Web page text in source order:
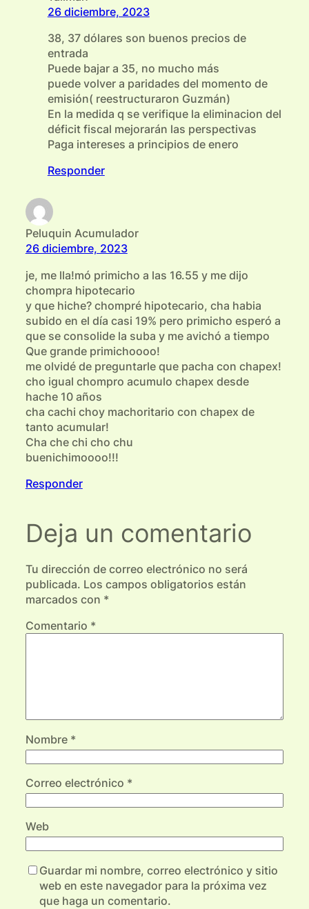
26 diciembre, 2023
38, 37 dólares son buenos precios de
entrada
Puede bajar a 35, no mucho más
puede volver a paridades del momento de
emisión( reestructuraron Guzmán)
En la medida q se verifique la eliminacion del
déficit fiscal mejorarán las perspectivas
Paga intereses a principios de enero
Responder
Peluquin Acumulador
26 diciembre, 2023
je, me lla!mó primicho a las 16.55 y me dijo
chompra hipotecario
y que hiche? chompré hipotecario, cha habia
subido en el día casi 19% pero primicho esperó a
que se consolide la suba y me avichó a tiempo
Que grande primichoooo!
me olvidé de preguntarle que pacha con chapex!
cho igual chompro acumulo chapex desde
hache 10 años
cha cachi choy machoritario con chapex de
tanto acumular!
Cha che chi cho chu
buenichimoooo!!!
Responder
Deja un comentario
Tu dirección de correo electrónico no será
publicada. Los campos obligatorios están
marcados con *
Comentario *
Nombre *
Correo electrónico *
Web
Guardar mi nombre, correo electrónico y sitio
web en este navegador para la próxima vez
que haga un comentario.